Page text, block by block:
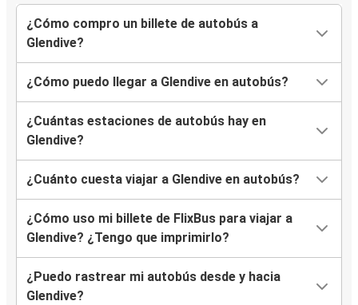
¿Cómo compro un billete de autobús a
Glendive?
¿Cómo puedo llegar a Glendive en autobús?
¿Cuántas estaciones de autobús hay en
Glendive?
¿Cuánto cuesta viajar a Glendive en autobús?
¿Cómo uso mi billete de FlixBus para viajar a
Glendive? ¿Tengo que imprimirlo?
¿Puedo rastrear mi autobús desde y hacia
Glendive?